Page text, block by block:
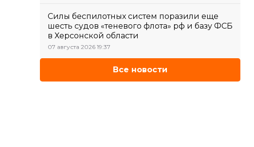
Силы беспилотных систем поразили еще
шесть судов «теневого флота» рф и базу ФСБ
в Херсонской области
07 августа 2026 19:37
Все новости